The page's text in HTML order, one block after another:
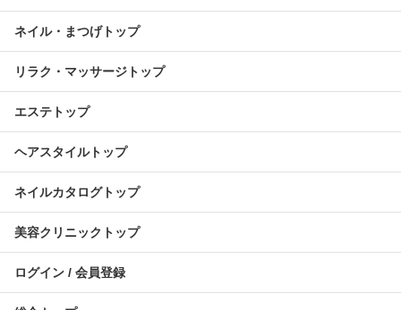
ネイル・まつげトップ
リラク・マッサージトップ
エステトップ
ヘアスタイルトップ
ネイルカタログトップ
美容クリニックトップ
ログイン / 会員登録